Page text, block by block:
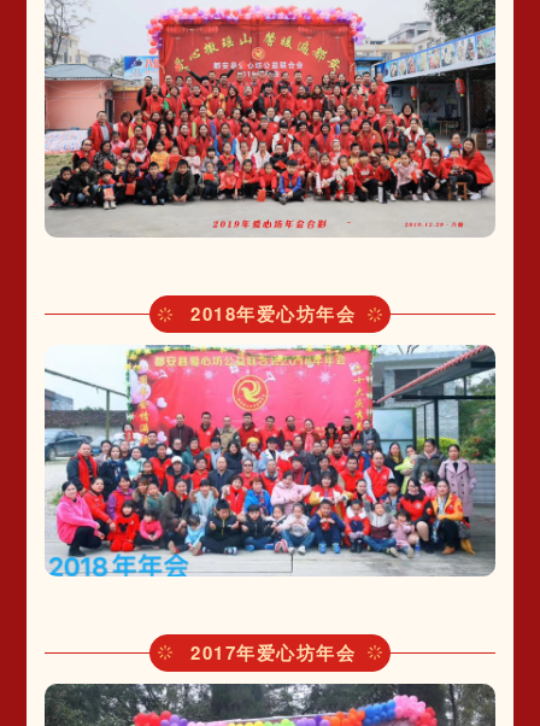
2018年爱心坊年会
2017年爱心坊年会